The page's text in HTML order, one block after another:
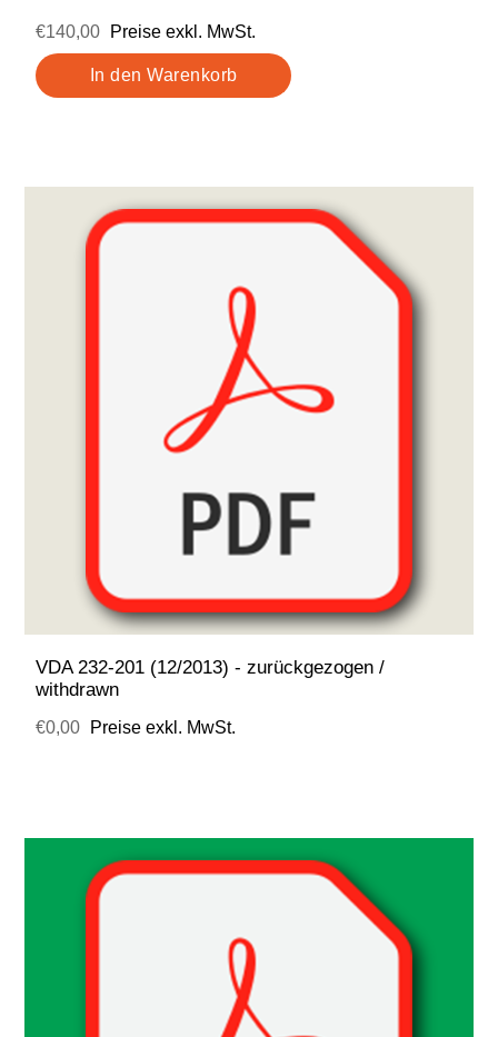
€140,00 Preise exkl. MwSt.
VDA 232-201 (12/2013) - zurückgezogen /
withdrawn
€0,00 Preise exkl. MwSt.